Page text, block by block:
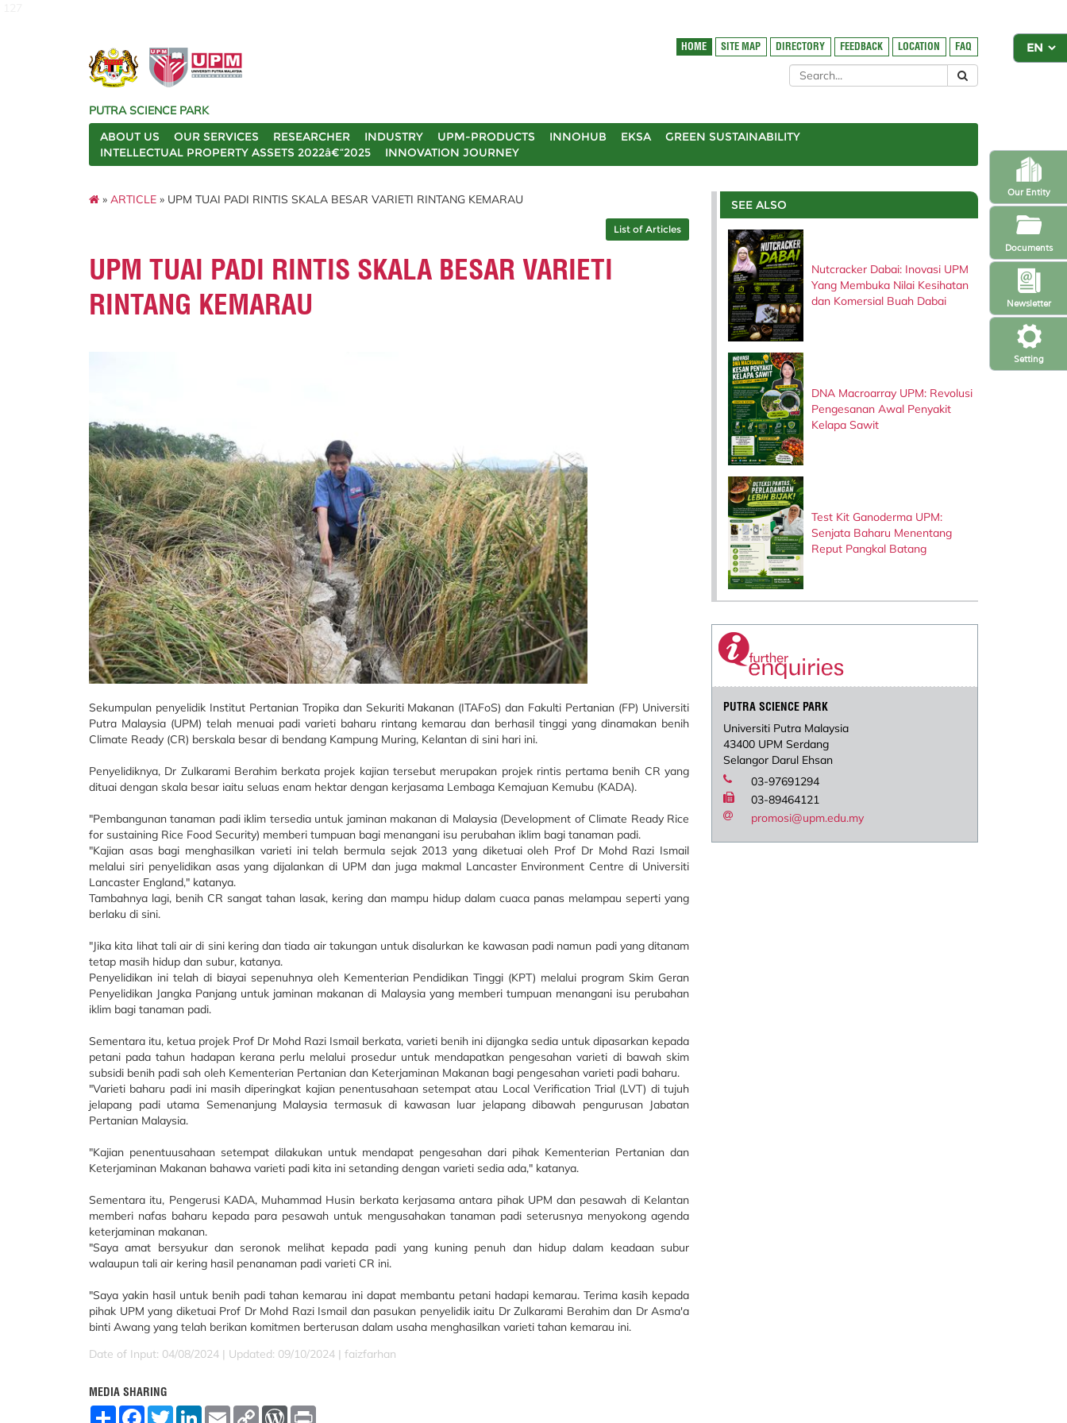
Setting
Newsletter
Our Entity
Documents
HOME SITE MAP DIRECTORY FEEDBACK LOCATION FAQ
PUTRA SCIENCE PARK
ABOUT US
OUR SERVICES RESEARCHER INDUSTRY UPM-PRODUCTS INNOHUB EKSA
GREEN SUSTAINABILITY
INTELLECTUAL PROPERTY ASSETS 2022â€“2025
INNOVATION JOURNEY
» ARTICLE » UPM TUAI PADI RINTIS SKALA BESAR VARIETI RINTANG KEMARAU
List of Articles
UPM TUAI PADI RINTIS SKALA BESAR VARIETI
RINTANG KEMARAU
Sekumpulan penyelidik Institut Pertanian Tropika dan Sekuriti Makanan (ITAFoS) dan Fakulti Pertanian (FP) Universiti
Putra Malaysia (UPM) telah menuai padi varieti baharu rintang kemarau dan berhasil tinggi yang dinamakan benih
Climate Ready (CR) berskala besar di bendang Kampung Muring, Kelantan di sini hari ini.
Penyelidiknya, Dr Zulkarami Berahim berkata projek kajian tersebut merupakan projek rintis pertama benih CR yang
dituai dengan skala besar iaitu seluas enam hektar dengan kerjasama Lembaga Kemajuan Kemubu (KADA).
"Pembangunan tanaman padi iklim tersedia untuk jaminan makanan di Malaysia (Development of Climate Ready Rice
for sustaining Rice Food Security) memberi tumpuan bagi menangani isu perubahan iklim bagi tanaman padi.
"Kajian asas bagi menghasilkan varieti ini telah bermula sejak 2013 yang diketuai oleh Prof Dr Mohd Razi Ismail
melalui siri penyelidikan asas yang dijalankan di UPM dan juga makmal Lancaster Environment Centre di Universiti
Lancaster England," katanya.
Tambahnya lagi, benih CR sangat tahan lasak, kering dan mampu hidup dalam cuaca panas melampau seperti yang
berlaku di sini.
"Jika kita lihat tali air di sini kering dan tiada air takungan untuk disalurkan ke kawasan padi namun padi yang ditanam
tetap masih hidup dan subur, katanya.
Penyelidikan ini telah di biayai sepenuhnya oleh Kementerian Pendidikan Tinggi (KPT) melalui program Skim Geran
Penyelidikan Jangka Panjang untuk jaminan makanan di Malaysia yang memberi tumpuan menangani isu perubahan
iklim bagi tanaman padi.
Sementara itu, ketua projek Prof Dr Mohd Razi Ismail berkata, varieti benih ini dijangka sedia untuk dipasarkan kepada
petani pada tahun hadapan kerana perlu melalui prosedur untuk mendapatkan pengesahan varieti di bawah skim
subsidi benih padi sah oleh Kementerian Pertanian dan Keterjaminan Makanan bagi pengesahan varieti padi baharu.
"Varieti baharu padi ini masih diperingkat kajian penentusahaan setempat atau Local Verification Trial (LVT) di tujuh
jelapang padi utama Semenanjung Malaysia termasuk di kawasan luar jelapang dibawah pengurusan Jabatan
Pertanian Malaysia.
"Kajian penentuusahaan setempat dilakukan untuk mendapat pengesahan dari pihak Kementerian Pertanian dan
Keterjaminan Makanan bahawa varieti padi kita ini setanding dengan varieti sedia ada," katanya.
Sementara itu, Pengerusi KADA, Muhammad Husin berkata kerjasama antara pihak UPM dan pesawah di Kelantan
memberi nafas baharu kepada para pesawah untuk mengusahakan tanaman padi seterusnya menyokong agenda
keterjaminan makanan.
"Saya amat bersyukur dan seronok melihat kepada padi yang kuning penuh dan hidup dalam keadaan subur
walaupun tali air kering hasil penanaman padi varieti CR ini.
"Saya yakin hasil untuk benih padi tahan kemarau ini dapat membantu petani hadapi kemarau. Terima kasih kepada
pihak UPM yang diketuai Prof Dr Mohd Razi Ismail dan pasukan penyelidik iaitu Dr Zulkarami Berahim dan Dr Asma'a
binti Awang yang telah berikan komitmen berterusan dalam usaha menghasilkan varieti tahan kemarau ini.
Date of Input: 04/08/2024 | Updated: 09/10/2024 | faizfarhan
MEDIA SHARING
S
F
T
L
E
C
W
SEE ALSO
Nutcracker Dabai: Inovasi UPM
Yang Membuka Nilai Kesihatan
dan Komersial Buah Dabai
DNA Macroarray UPM: Revolusi
Pengesanan Awal Penyakit
Kelapa Sawit
Test Kit Ganoderma UPM:
Senjata Baharu Menentang
Reput Pangkal Batang
PUTRA SCIENCE PARK
Universiti Putra Malaysia
43400 UPM Serdang
Selangor Darul Ehsan
03-97691294
03-89464121
promosi@upm.edu.my